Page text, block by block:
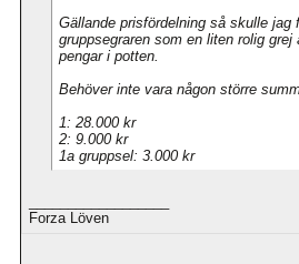
Gällande prisfördelning så skulle
gruppsegraren som en liten rolig
pengar i potten.
Behöver inte vara någon större
1: 28.000 kr
2: 9.000 kr
1a gruppsel: 3.000 kr
Forza Löven